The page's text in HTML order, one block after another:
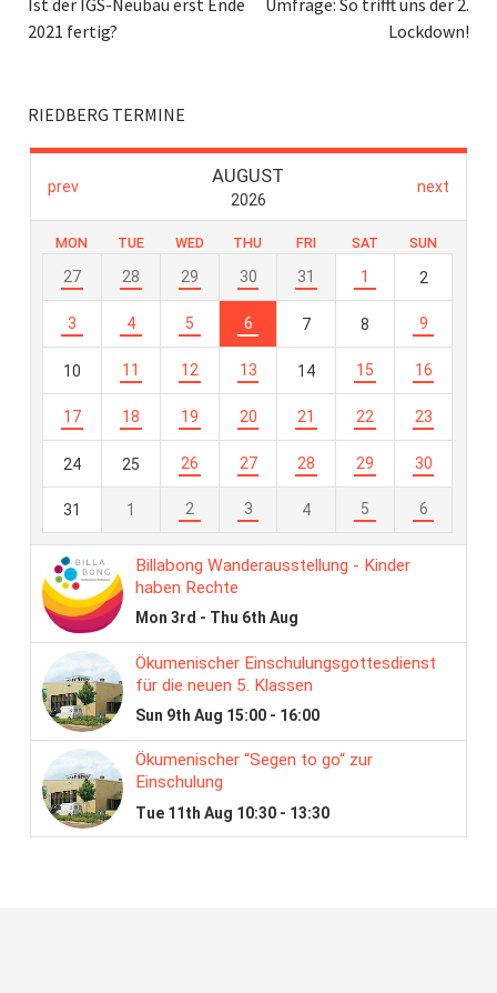
Ist der IGS-Neubau erst Ende
2021 fertig?
Umfrage: So trifft uns der 2.
Lockdown!
RIEDBERG TERMINE